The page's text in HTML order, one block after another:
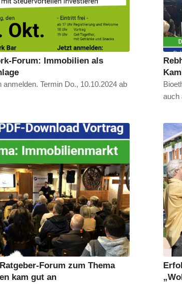
Forum: Immobilien als
anmelden. Termin Do., 10.10.2024 ab
auch
Forum zum Thema
kam gut an